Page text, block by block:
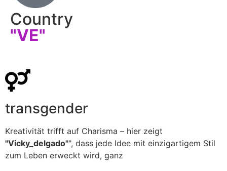
Country
"VE"
transgender
Kreativität trifft auf Charisma – hier zeigt
"Vicky_delgado"", dass jede Idee mit einzigartigem Stil
zum Leben erweckt wird, ganz